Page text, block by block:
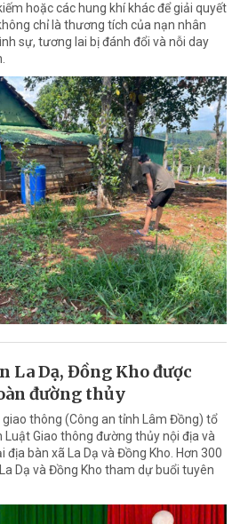
hoặc các hung khí khác để giải quyết
chỉ là thương tích của nạn nhân
sự, tương lai bị đánh đổi và nỗi day
La Dạ, Đồng Kho được
đường thủy
thông (Công an tỉnh Lâm Đồng) tổ
Giao thông đường thủy nội địa và
bàn xã La Dạ và Đồng Kho. Hơn 300
Dạ và Đồng Kho tham dự buổi tuyên